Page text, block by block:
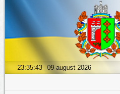
23:35:44 09 august 2026